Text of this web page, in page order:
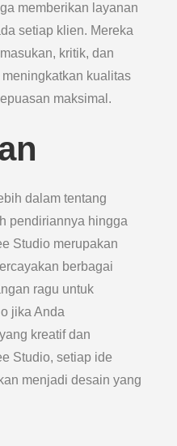
memberikan layanan
setiap klien. Mereka
kritik, dan
kualitas
maksimal.
dalam tentang
pendiriannya hingga
Studio merupakan
berbagai
ragu untuk
jika Anda
kreatif dan
Studio, setiap ide
menjadi desain yang